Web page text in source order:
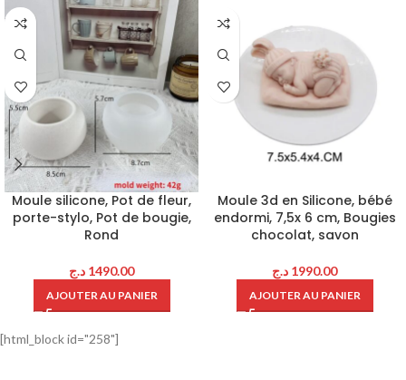
Moule silicone, Pot de fleur,
porte-stylo, Pot de bougie,
Rond
1490.00 د.ج
AJOUTER AU PANIER
Moule 3d en Silicone, bébé
endormi, 7,5x 6 cm, Bougies
chocolat, savon
1990.00 د.ج
AJOUTER AU PANIER
[html_block id="258"]